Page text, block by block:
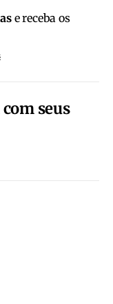
e receba os
seus